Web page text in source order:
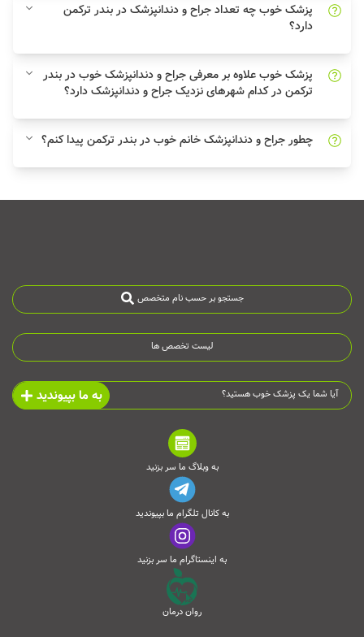
پزشک خوب چه تعداد جراح و دندانپزشک در بندر ترکمن
دارد؟
پزشک خوب علاوه بر معرفی جراح و دندانپزشک خوب در بندر
ترکمن در کدام شهرهای نزدیک جراح و دندانپزشک دارد؟
چطور جراح و دندانپزشک خانم خوب در بندر ترکمن پیدا کنم؟
جستجو بر حسب نام متخصص
لیست تخصص ها
آیا شما یک پزشک خوب هستید؟ به ما بپیوندید
به وبلاگ ما سر بزنید
به کانال تلگرام ما بپیوندید
به اینستاگرام ما سر بزنید
روان درمان